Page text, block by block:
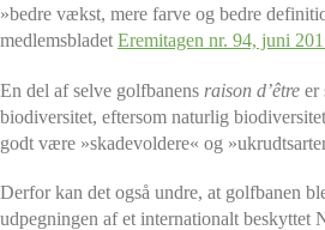
»bedre vækst, mere farve og bedre
medlemsbladetEremitagen nr. 94, juni
En del af selve golfbanens raison d’être er
biodiversitet, eftersom naturlig
godt være »skadevoldere« og
Derfor kan det også undre, at golfbanen
udpegningen af et internationalt beskyttet